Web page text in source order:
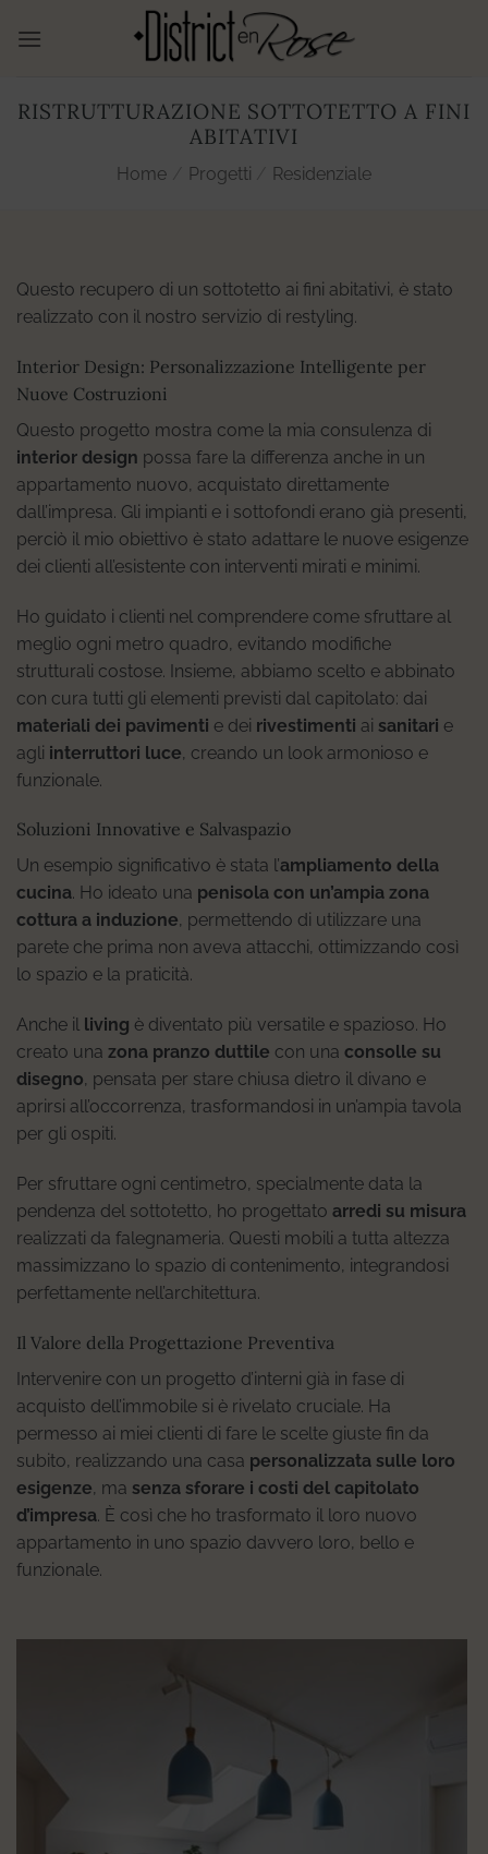
RISTRUTTURAZIONE SOTTOTETTO A FINI
ABITATIVI
Home Progetti Residenziale
Questo recupero di un sottotetto ai fini abitativi, è stato
realizzato con il nostro servizio di restyling.
Interior Design: Personalizzazione Intelligente per
Nuove Costruzioni
Questo progetto mostra come la mia consulenza di
interior design possa fare la differenza anche in un
appartamento nuovo, acquistato direttamente
dall’impresa. Gli impianti e i sottofondi erano già presenti,
perciò il mio obiettivo è stato adattare le nuove esigenze
dei clienti all’esistente con interventi mirati e minimi.
Ho guidato i clienti nel comprendere come sfruttare al
meglio ogni metro quadro, evitando modifiche
strutturali costose. Insieme, abbiamo scelto e abbinato
con cura tutti gli elementi previsti dal capitolato: dai
materiali dei pavimenti e dei rivestimenti ai sanitari e
agli interruttori luce, creando un look armonioso e
funzionale.
Soluzioni Innovative e Salvaspazio
Un esempio significativo è stata l’ampliamento della
cucina. Ho ideato una penisola con un’ampia zona
cottura a induzione, permettendo di utilizzare una
parete che prima non aveva attacchi, ottimizzando così
lo spazio e la praticità.
Anche il living è diventato più versatile e spazioso. Ho
creato una zona pranzo duttile con una consolle su
disegno, pensata per stare chiusa dietro il divano e
aprirsi all’occorrenza, trasformandosi in un’ampia tavola
per gli ospiti.
Per sfruttare ogni centimetro, specialmente data la
pendenza del sottotetto, ho progettato arredi su misura
realizzati da falegnameria. Questi mobili a tutta altezza
massimizzano lo spazio di contenimento, integrandosi
perfettamente nell’architettura.
Il Valore della Progettazione Preventiva
Intervenire con un progetto d’interni già in fase di
acquisto dell’immobile si è rivelato cruciale. Ha
permesso ai miei clienti di fare le scelte giuste fin da
subito, realizzando una casa personalizzata sulle loro
esigenze, ma senza sforare i costi del capitolato
d’impresa. È così che ho trasformato il loro nuovo
appartamento in uno spazio davvero loro, bello e
funzionale.